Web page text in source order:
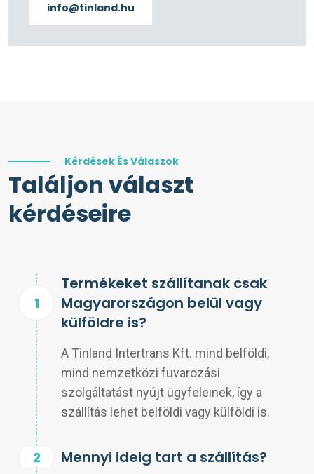
info@tinland.hu
Kérdések És Válaszok
Találjon választ
kérdéseire
Termékeket szállítanak csak
Magyarországon belül vagy
külföldre is?
A Tinland Intertrans Kft. mind belföldi,
mind nemzetközi fuvarozási
szolgáltatást nyújt ügyfeleinek, így a
szállítás lehet belföldi vagy külföldi is.
Mennyi ideig tart a szállítás?